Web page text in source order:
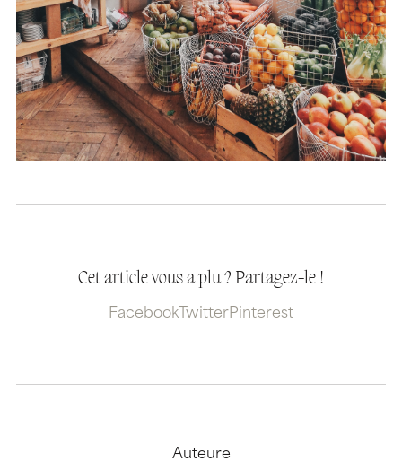
Cet article vous a plu ? Partagez-le !
Facebook TwitterPinterest
Auteure